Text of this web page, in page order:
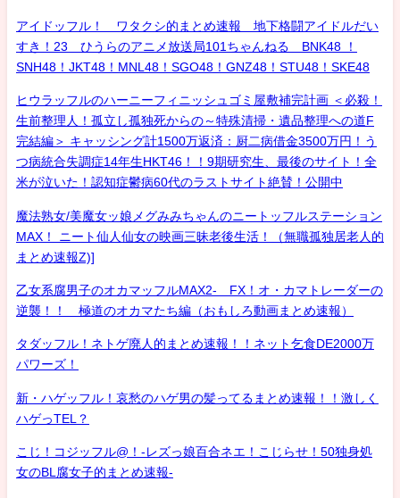
アイドッフル！ ワタクシ的まとめ速報 地下格闘アイドルだい
すき！23 ひうらのアニメ放送局101ちゃんねる BNK48 ！
SNH48！JKT48！MNL48！SGO48！GNZ48！STU48！SKE48
ヒウラッフルのハーニーフィニッシュゴミ屋敷補完計画 ＜必殺！
生前整理人！孤立し孤独死からの～特殊清掃・遺品整理への道F
完結編＞ キャッシング計1500万返済：厨二病借金3500万円！う
つ病統合失調症14年生HKT46！！9期研究生、最後のサイト！全
米が泣いた！認知症鬱病60代のラストサイト絶賛！公開中
魔法熟女/美魔女ッ娘メグみみちゃんのニートッフルステーション
MAX！ ニート仙人仙女の映画三昧老後生活！（無職孤独居老人的
まとめ速報Z)]
乙女系腐男子のオカマッフルMAX2- FX！オ・カマトレーダーの
逆襲！！ 極道のオカマたち編（おもしろ動画まとめ速報）
タダッフル！ネトゲ廃人的まとめ速報！！ネット乞食DE2000万
パワーズ！
新・ハゲッフル！哀愁のハゲ男の髪ってるまとめ速報！！激しく
ハゲっTEL？
こじ！コジッフル@！-レズっ娘百合ネエ！こじらせ！50独身処
女のBL腐女子的まとめ速報-